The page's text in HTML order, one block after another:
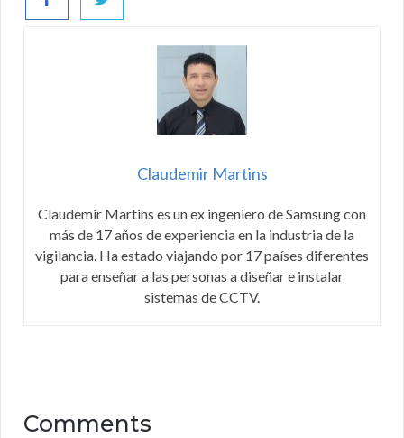
Claudemir Martins
Claudemir Martins es un ex ingeniero de Samsung con
más de 17 años de experiencia en la industria de la
vigilancia. Ha estado viajando por 17 países diferentes
para enseñar a las personas a diseñar e instalar
sistemas de CCTV.
Comments